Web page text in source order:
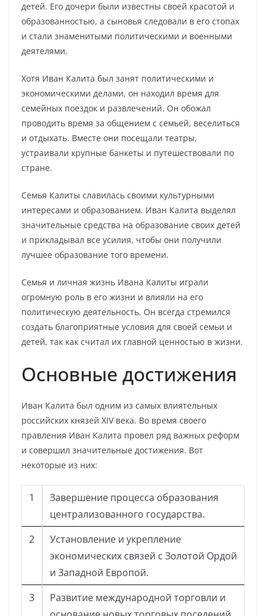
детей. Его дочери были известны своей красотой и
образованностью, а сыновья следовали в его стопах
и стали знаменитыми политическими и военными
деятелями.
Хотя Иван Калита был занят политическими и
экономическими делами, он находил время для
семейных поездок и развлечений. Он обожал
проводить время за общением с семьей, веселиться
и отдыхать. Вместе они посещали театры,
устраивали крупные банкеты и путешествовали по
стране.
Семья Калиты славилась своими культурными
интересами и образованием. Иван Калита выделял
значительные средства на образование своих детей
и прикладывал все усилия, чтобы они получили
лучшее образование того времени.
Семья и личная жизнь Ивана Калиты играли
огромную роль в его жизни и влияли на его
политическую деятельность. Он всегда стремился
создать благоприятные условия для своей семьи и
детей, так как считал их главной ценностью в жизни.
Основные достижения
Иван Калита был одним из самых влиятельных
российских князей XIV века. Во время своего
правления Иван Калита провел ряд важных реформ
и совершил значительные достижения. Вот
некоторые из них:
1
Завершение процесса образования
централизованного государства.
2
Установление и укрепление
экономических связей с Золотой Ордой
и Западной Европой.
3
Развитие международной торговли и